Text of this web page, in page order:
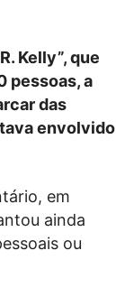
Kelly”, que
pessoas, a
das
envolvido
em
ainda
ou